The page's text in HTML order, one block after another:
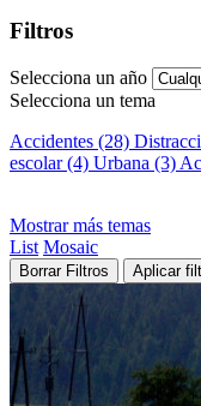
Filtros
Selecciona un año
Selecciona un tema
Accidentes (28)
escolar (4) Urbana (3)
Mostrar más temas
List Mosaic
Borrar Filtros Aplicar